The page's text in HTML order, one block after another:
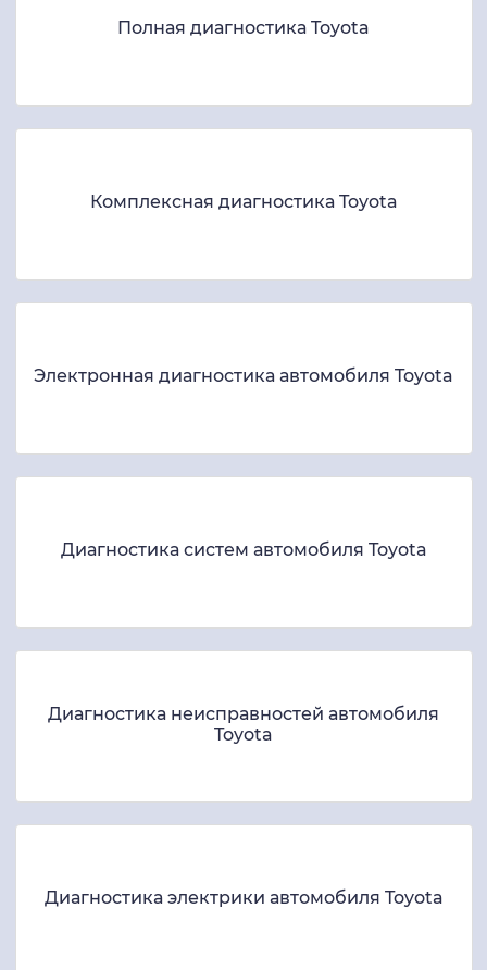
Полная диагностика Toyota
Комплексная диагностика Toyota
Электронная диагностика автомобиля Toyota
Диагностика систем автомобиля Toyota
Диагностика неисправностей автомобиля
Toyota
Диагностика электрики автомобиля Toyota